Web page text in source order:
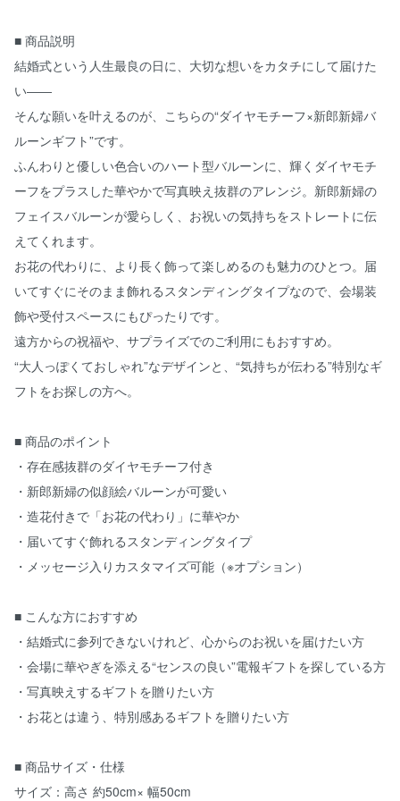
■ 商品説明
結婚式という人生最良の日に、大切な想いをカタチにして届けた
い――
そんな願いを叶えるのが、こちらの“ダイヤモチーフ×新郎新婦バ
ルーンギフト”です。
ふんわりと優しい色合いのハート型バルーンに、輝くダイヤモチ
ーフをプラスした華やかで写真映え抜群のアレンジ。新郎新婦の
フェイスバルーンが愛らしく、お祝いの気持ちをストレートに伝
えてくれます。
お花の代わりに、より長く飾って楽しめるのも魅力のひとつ。届
いてすぐにそのまま飾れるスタンディングタイプなので、会場装
飾や受付スペースにもぴったりです。
遠方からの祝福や、サプライズでのご利用にもおすすめ。
“大人っぽくておしゃれ”なデザインと、“気持ちが伝わる”特別なギ
フトをお探しの方へ。
■ 商品のポイント
・存在感抜群のダイヤモチーフ付き
・新郎新婦の似顔絵バルーンが可愛い
・造花付きで「お花の代わり」に華やか
・届いてすぐ飾れるスタンディングタイプ
・メッセージ入りカスタマイズ可能（※オプション）
■ こんな方におすすめ
・結婚式に参列できないけれど、心からのお祝いを届けたい方
・会場に華やぎを添える“センスの良い”電報ギフトを探している方
・写真映えするギフトを贈りたい方
・お花とは違う、特別感あるギフトを贈りたい方
■ 商品サイズ・仕様
サイズ：高さ 約50cm× 幅50cm